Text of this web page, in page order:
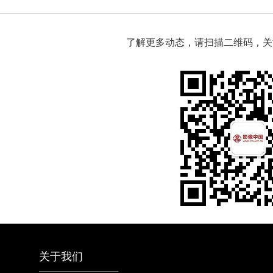
了解更多动态，请扫描二维码，
关于我们